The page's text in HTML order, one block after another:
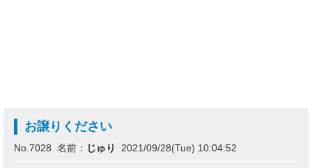
お譲りください
No.7028 名前： じゅり 2021/09/28(Tue) 10:04:52